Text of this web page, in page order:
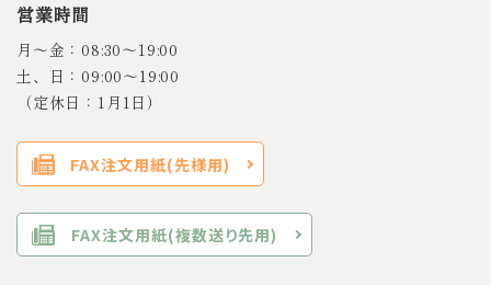
営業時間
月～金：08:30～19:00
土、日：09:00～19:00
（定休日：1月1日）
FAX注文用紙(先様用)
FAX注文用紙(複数送り先用)